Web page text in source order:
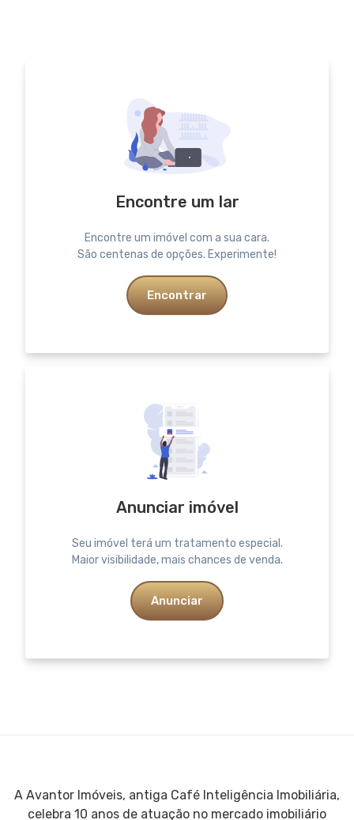
Encontre um lar
Encontre um imóvel com a sua cara.
São centenas de opções. Experimente!
Encontrar
Anunciar imóvel
Seu imóvel terá um tratamento especial.
Maior visibilidade, mais chances de venda.
Anunciar
A Avantor Imóveis, antiga Café Inteligência Imobiliária,
celebra 10 anos de atuação no mercado imobiliário